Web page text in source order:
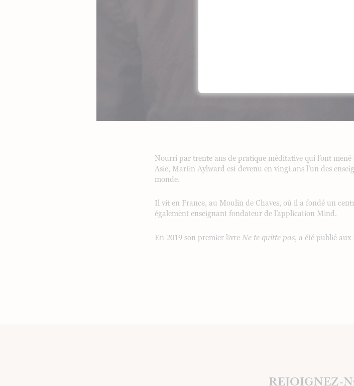
Nourri par trente ans de pratique méditative qui l’ont
Asie, Martin Aylward est devenu en vingt ans l’un des
monde.
Il vit en France, au Moulin de Chaves, où il a fondé un
également enseignant fondateur de l’application Mind.
En 2019 son premier livre Ne te quitte pas, a été publié aux
REJOIGNEZ-